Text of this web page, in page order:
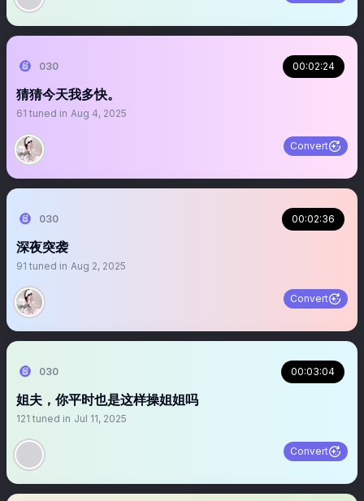
030 00:02:24
猜猜今天我多快。
61 tuned in Aug 4, 2025
Convert
030 00:02:36
深夜突袭
91 tuned in Aug 2, 2025
Convert
030 00:03:04
姐夫，你平时也是这样操姐姐吗
121 tuned in Jul 11, 2025
Convert